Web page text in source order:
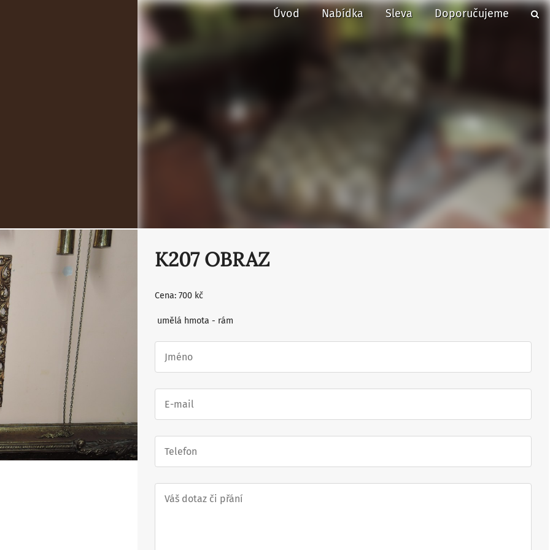
Úvod Nabídka Sleva Doporučujeme
K207 OBRAZ
Cena: 700 kč
umělá hmota - rám